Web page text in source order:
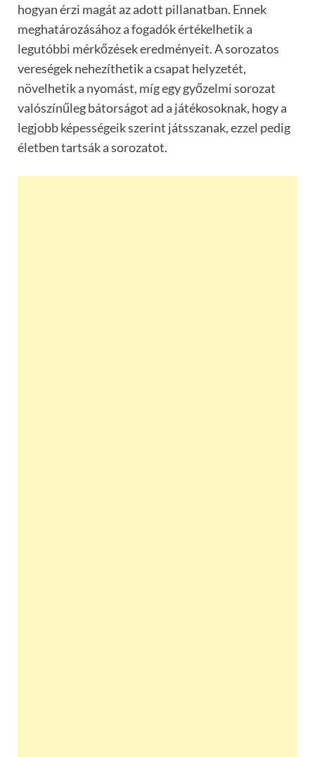
hogyan érzi magát az adott pillanatban. Ennek
meghatározásához a fogadók értékelhetik a
legutóbbi mérkőzések eredményeit. A sorozatos
vereségek nehezíthetik a csapat helyzetét,
növelhetik a nyomást, míg egy győzelmi sorozat
valószínűleg bátorságot ad a játékosoknak, hogy a
legjobb képességeik szerint játsszanak, ezzel pedig
életben tartsák a sorozatot.